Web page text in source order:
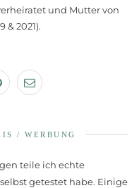
und Mutter von
& 2021).
/ WERBUNG
teile ich echte
getestet habe. Einige